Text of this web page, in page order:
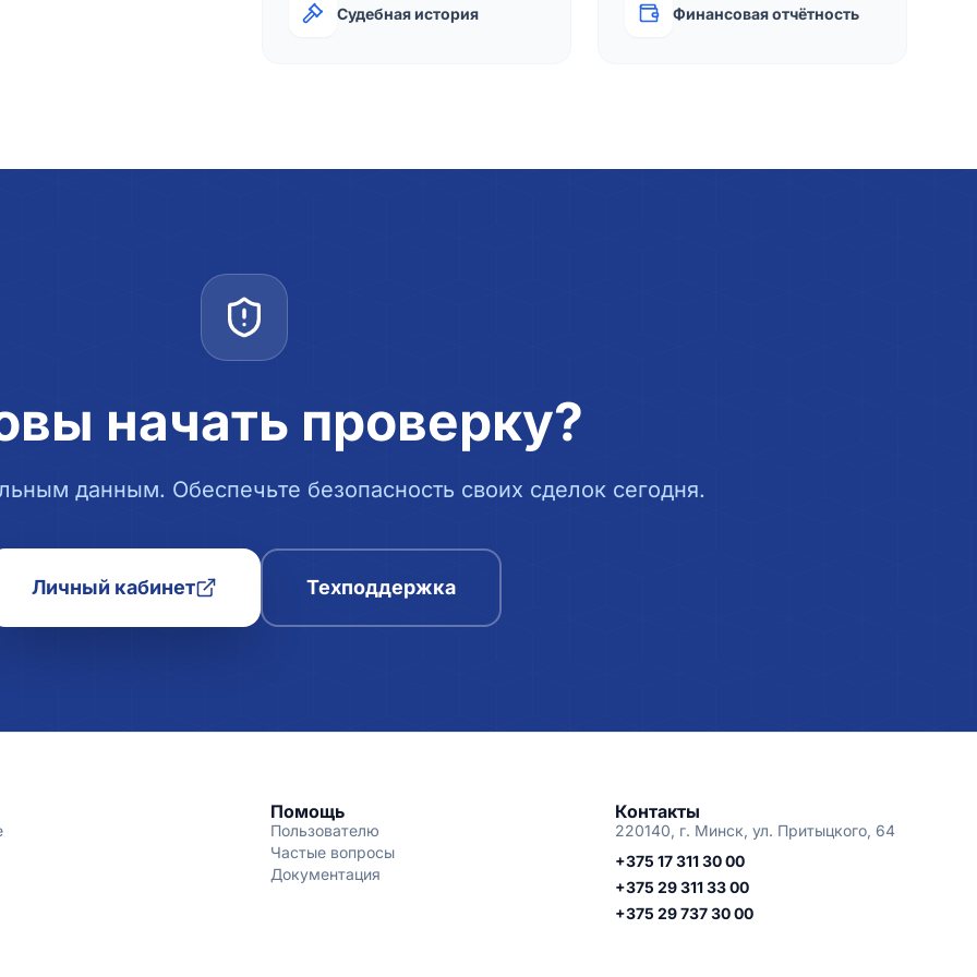
Судебная история Финансовая отчётность
начать проверку?
данным. Обеспечьте безопасность своих сделок сегодня.
Личный кабинет Техподдержка
Помощь
Пользователю
Частые вопросы
Документация
Контакты
220140, г. Минск, ул. Притыцкого, 64
+375 17 311 30 00
+375 29 311 33 00
+375 29 737 30 00